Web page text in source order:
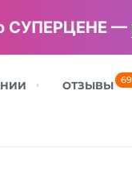
СУПЕРЦЕНЕ —
ОТЗЫВЫ